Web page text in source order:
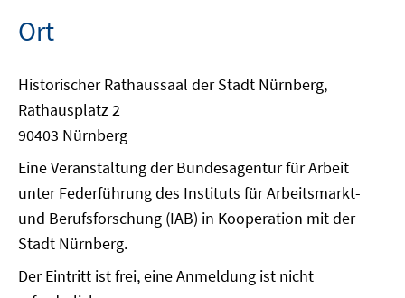
Ort
Historischer Rathaussaal der Stadt Nürnberg,
Rathausplatz 2
90403 Nürnberg
Eine Veranstaltung der Bundesagentur für Arbeit
unter Federführung des Instituts für Arbeitsmarkt-
und Berufsforschung (IAB) in Kooperation mit der
Stadt Nürnberg.
Der Eintritt ist frei, eine Anmeldung ist nicht